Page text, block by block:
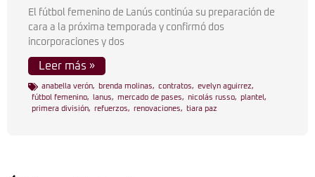
El fútbol femenino de Lanús continúa su preparación de
cara a la próxima temporada y confirmó dos
incorporaciones y dos
Leer más »
anabella verón, brenda molinas, contratos, evelyn aguirrez,
fútbol femenino, lanus, mercado de pases, nicolás russo, plantel ,
primera división, refuerzos, renovaciones, tiara paz